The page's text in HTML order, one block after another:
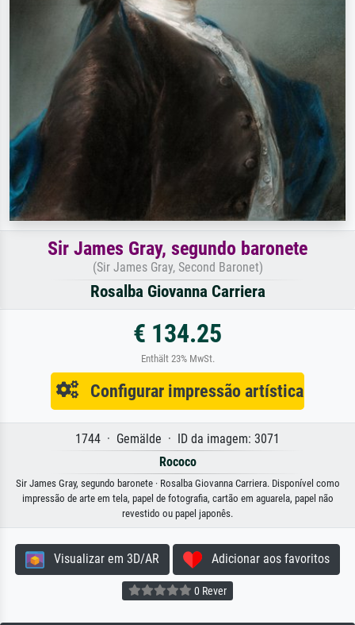
Sir James Gray, segundo baronete
(Sir James Gray, Second Baronet)
Rosalba Giovanna Carriera
€ 134.25
Enthält 23% MwSt.
Configurar impressão artística
1744 · Gemälde · ID da imagem: 3071
Rococo
Sir James Gray, segundo baronete · Rosalba Giovanna Carriera. Disponível como
impressão de arte em tela, papel de fotografia, cartão em aguarela, papel não
revestido ou papel japonês.
Visualizar em 3D/AR Adicionar aos favoritos
0 Rever